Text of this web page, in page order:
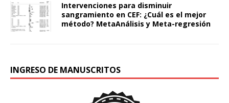
Intervenciones para disminuir
sangramiento en CEF: ¿Cuál es el mejor
método? MetaAnálisis y Meta-regresión
INGRESO DE MANUSCRITOS